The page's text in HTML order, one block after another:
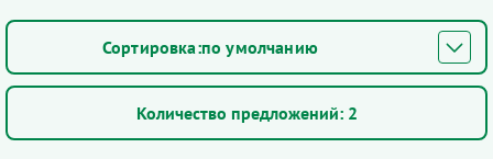
по умолчанию
Количество предложений: 2